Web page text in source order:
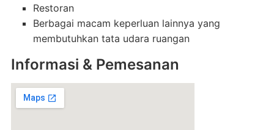
Restoran
Berbagai macam keperluan lainnya yang
membutuhkan tata udara ruangan
Informasi & Pemesanan